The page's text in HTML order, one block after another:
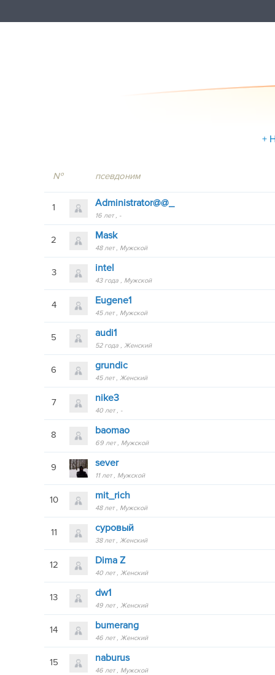
+
№ псевдоним
1 Administrator@@_
16 лет -
2 Mask
48 лет Мужской
3 intel
43 года Мужской
4 Eugene1
45 лет Мужской
5 audi1
52 года Женский
6 grundic
45 лет Женский
7 nike3
40 лет -
8 baomao
69 лет Мужской
9 sever
11 лет Мужской
10 mit_rich
48 лет Мужской
11 сурoвый
38 лет Женский
12 Dima Z
40 лет Женский
13 dw1
49 лет Женский
14 bumerang
46 лет Женский
15 naburus
46 лет Мужской